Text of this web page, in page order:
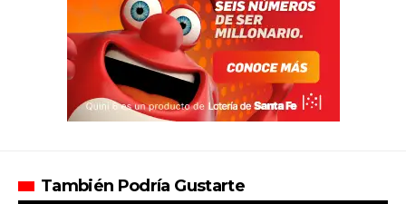
También Podría Gustarte